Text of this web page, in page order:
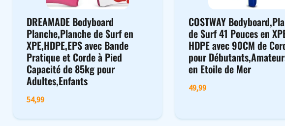
DREAMADE Bodyboard
Planche,Planche de Surf en
XPE,HDPE,EPS avec Bande
Pratique et Corde à Pied
Capacité de 85kg pour
Adultes,Enfants
54,99
COSTWAY
de Surf 41 Pouces en
HDPE avec 90CM de
pour
en Etoile de Mer
49,99